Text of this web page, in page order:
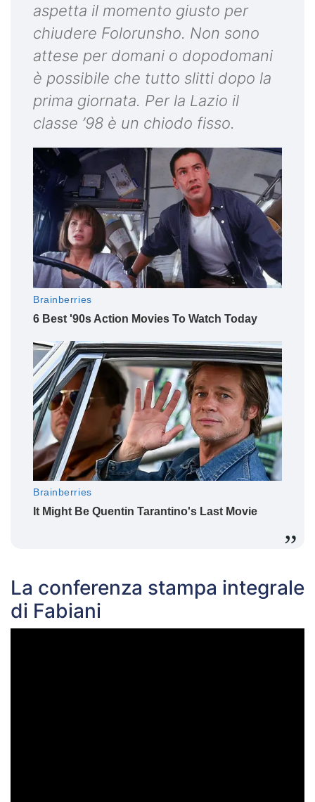
aspetta il momento giusto per
chiudere Folorunsho. Non sono
attese per domani o dopodomani
è possibile che tutto slitti dopo la
prima giornata. Per la Lazio il
classe ’98 è un chiodo fisso.
La conferenza stampa integrale
di Fabiani